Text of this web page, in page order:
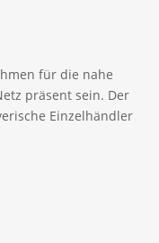
für die nahe
präsent sein. Der
Einzelhändler